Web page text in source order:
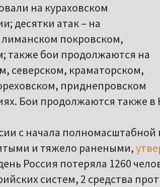
на кураховском
десятки атак – на
покровском,
также бои продолжаются на
северском, краматорском,
приднепровском
Бои продолжаются также в
с начала полномасштабной
и тяжело ранеными,
Россия потеряла 1260
систем, 2 средства